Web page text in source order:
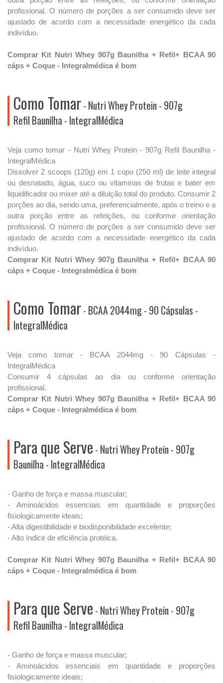
profissional. O número de porções a ser consumido deve ser
ajustado de acordo com a necessidade energético da cada
indivíduo.
Comprar Kit Nutri Whey 907g Baunilha + Refil+ BCAA 90
cáps + Coque - Integralmédica é bom
Como Tomar- Nutri Whey Protein - 907g
Refil Baunilha - IntegralMédica
Veja como tomar - Nutri Whey Protein - 907g Refil Baunilha -
IntegralMédica
Dissolver 2 scoops (120g) em 1 copo (250 ml) de leite integral
ou desnatado, água, suco ou vitaminas de frutas e bater em
liquidificador ou mixer até a diluição total do produto. Consumir 2
porções ao dia, sendo uma, preferencialmente, após o treino e a
outra porção entre as refeições, ou conforme orientação
profissional. O número de porções a ser consumido deve ser
ajustado de acordo com a necessidade energético da cada
indivíduo.
Comprar Kit Nutri Whey 907g Baunilha + Refil+ BCAA 90
cáps + Coque - Integralmédica é bom
Como Tomar- BCAA 2044mg - 90 Cápsulas -
IntegralMédica
Veja como tomar - BCAA 2044mg - 90 Cápsulas -
IntegralMédica
Consumir 4 cápsulas ao dia ou conforme orientação
profissional.
Comprar Kit Nutri Whey 907g Baunilha + Refil+ BCAA 90
cáps + Coque - Integralmédica é bom
Para que Serve - Nutri Whey Protein - 907g
Baunilha - IntegralMédica
- Ganho de força e massa muscular;
- ​Aminoácidos essenciais em quantidade e proporções
fisiologicamente ideais;
- Alta digestibilidade e biodisponibilidade excelente;
- Alto índice de eficiência protéica.
Comprar Kit Nutri Whey 907g Baunilha + Refil+ BCAA 90
cáps + Coque - Integralmédica é bom
Para que Serve - Nutri Whey Protein - 907g
Refil Baunilha - IntegralMédica
- Ganho de força e massa muscular;
- ​Aminoácidos essenciais em quantidade e proporções
fisiologicamente ideais;